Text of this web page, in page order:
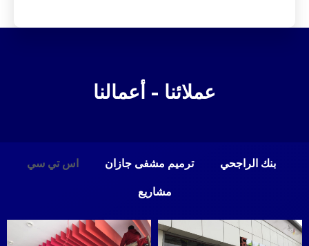
عملائنا - أعمالنا
اس تي سي ترميم مشفى جازان بنك الراجحي
مشاريع